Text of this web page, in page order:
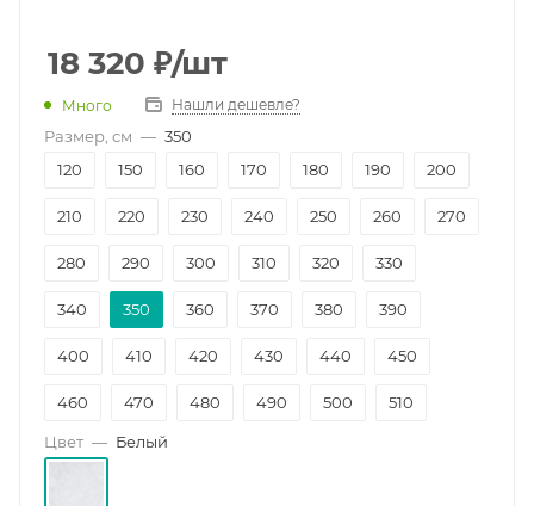
18 320 ₽/шт
Много Нашли дешевле?
Размер, см — 350
120
150 160 170 180 190 200
210 220 230 240 250 260 270
280 290 300 310 320 330
340 350 360 370 380 390
400 410 420 430 440 450
460 470 480 490 500 510
520 530
Цвет — Белый